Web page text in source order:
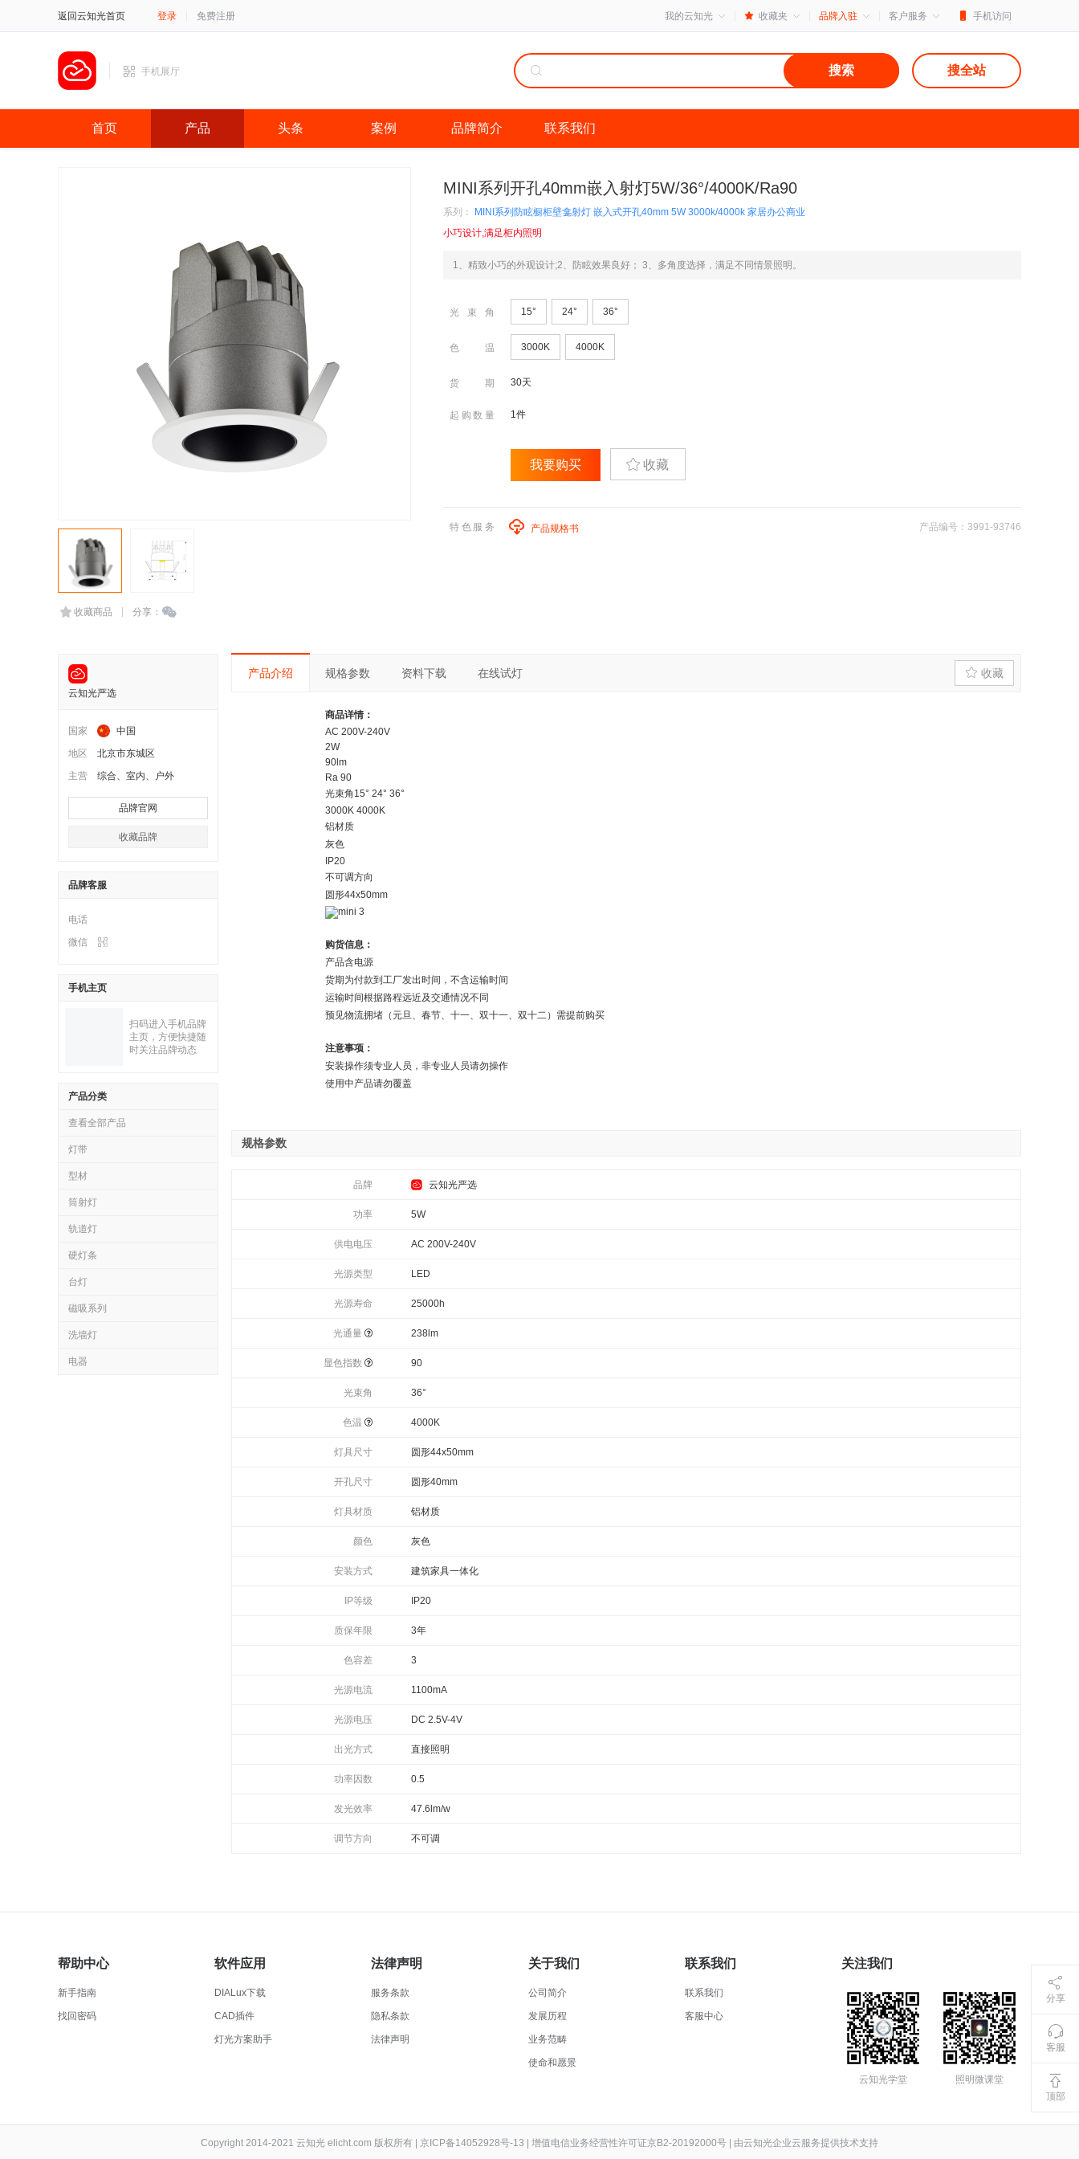
返回云知光首页 登录 免费注册 我的云知光 收藏夹 品牌入驻 客户服务 手机访问
手机展厅 搜索 搜全站
首页 产品 头条 案例 品牌简介 联系我们
收藏商品 分享：
MINI系列开孔40mm嵌入射灯5W/36°/4000K/Ra90
系列：
MINI系列防眩橱柜壁龛射灯 嵌入式开孔40mm 5W 3000k/4000k 家居办公商业
小巧设计,满足柜内照明
1、精致小巧的外观设计;2、防眩效果良好； 3、多角度选择，满足不同情景照明。
光束角 15° 24° 36°
色温 3000K 4000K
货期 30天
起购数量 1件
我要购买 收藏
特色服务 产品规格书 产品编号：3991-93746
云知光严选
国家
中国
地区
北京市东城区
主营
综合、室内、户外
品牌官网
收藏品牌
品牌客服
电话
微信
手机主页
扫码进入手机品牌
主页，方便快捷随
时关注品牌动态
产品分类
查看全部产品
灯带
型材
筒射灯
轨道灯
硬灯条
台灯
磁吸系列
洗墙灯
电器
产品介绍 规格参数 资料下载 在线试灯 收藏
商品详情：
AC 200V-240V
2W
90lm
Ra 90
光束角15° 24° 36°
3000K 4000K
铝材质
灰色
IP20
不可调方向
圆形44x50mm
购货信息：
产品含电源
货期为付款到工厂发出时间，不含运输时间
运输时间根据路程远近及交通情况不同
预见物流拥堵（元旦、春节、十一、双十一、双十二）需提前购买
注意事项：
安装操作须专业人员，非专业人员请勿操作
使用中产品请勿覆盖
规格参数
品牌 云知光严选
功率 5W
供电电压 AC 200V-240V
光源类型 LED
光源寿命 25000h
光通量 238lm
显色指数 90
光束角 36°
色温 4000K
灯具尺寸 圆形44x50mm
开孔尺寸 圆形40mm
灯具材质 铝材质
颜色 灰色
安装方式 建筑家具一体化
IP等级 IP20
质保年限 3年
色容差 3
光源电流 1100mA
光源电压 DC 2.5V-4V
出光方式 直接照明
功率因数 0.5
发光效率 47.6lm/w
调节方向 不可调
分享
客服
顶部
帮助中心
新手指南
找回密码
软件应用
DIALux下载
CAD插件
灯光方案助手
法律声明
服务条款
隐私条款
法律声明
关于我们
公司简介
发展历程
业务范畴
使命和愿景
联系我们
联系我们
客服中心
关注我们
云知光学堂 照明微课堂
Copyright 2014-2021 云知光 elicht.com 版权所有 京ICP备14052928号-13 增值电信业务经营性许可证京B2-20192000号 由云知光企业云服务提供技术支持